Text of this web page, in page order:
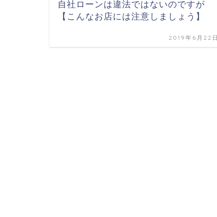
自社ローンは違法ではないのですが
【こんなお店には注意しましょう】
2019年6月22